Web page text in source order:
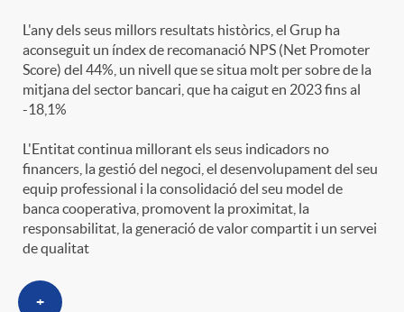
L'any dels seus millors resultats històrics, el Grup ha
aconseguit un índex de recomanació NPS (Net Promoter
Score) del 44%, un nivell que se situa molt per sobre de la
mitjana del sector bancari, que ha caigut en 2023 fins al
-18,1%
L'Entitat continua millorant els seus indicadors no
financers, la gestió del negoci, el desenvolupament del seu
equip professional i la consolidació del seu model de
banca cooperativa, promovent la proximitat, la
responsabilitat, la generació de valor compartit i un servei
de qualitat
+